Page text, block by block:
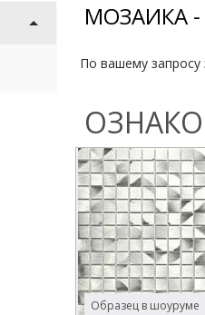
МОЗАИКА -
По вашему запросу
Образец в шоуруме